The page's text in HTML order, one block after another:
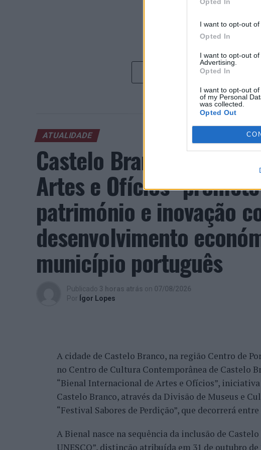
I want to opt-out
Opted In
I want to opt-out
Advertising.
Opted In
I want to opt-out
of my Personal
was collected.
Opted Out
CLIQUE
ATUALIDADE
Castelo Branco:
Artes e Ofícios”
património e inovação
desenvolvimento
município português
Publicado 3 horas atrás on 07/08/2026
Por Ígor Lopes
A cidade de Castelo Branco, na região Centro de
no Centro de Cultura Contemporânea de Castelo
“Bienal Internacional de Artes e Ofícios”,
Castelo Branco, através da Divisão de Museus e
“Festival Sabores de Perdição”, que decorrerá
A Bienal nasce na sequência da inclusão de
UNESCO”, distinção atribuída em 31 de outubro